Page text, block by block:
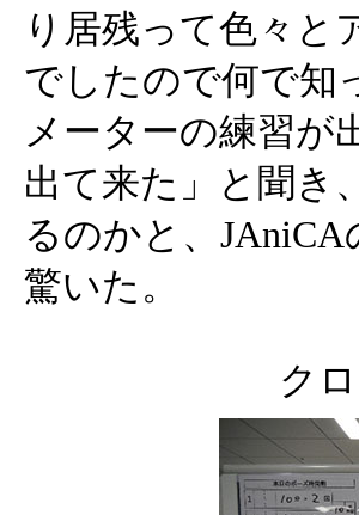
り居残って色々と
でしたので何で知
メーターの練習が
出て来た」と聞き
るのかと、
驚いた。
ク